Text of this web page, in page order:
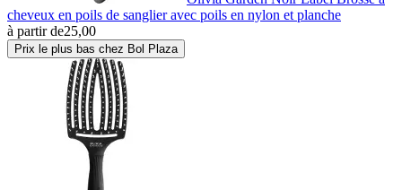
cheveux en poils de sanglier avec poils en nylon et planche
à partir de25,00
Prix le plus bas chez Bol Plaza